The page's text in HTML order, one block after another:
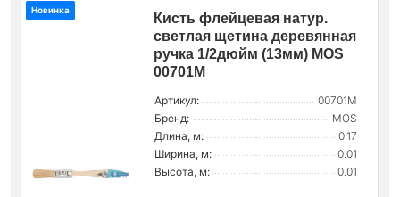
Новинка
Кисть флейцевая натур.
светлая щетина деревянная
ручка 1/2дюйм (13мм) MOS
00701М
Артикул:
00701М
Бренд:
MOS
Длина, м:
0.17
Ширина, м:
0.01
Высота, м:
0.01